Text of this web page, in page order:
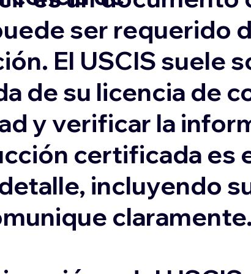
ser requerido
El USCIS suele
de su licencia de
y verificar la
certificada es
incluyendo
claramente.